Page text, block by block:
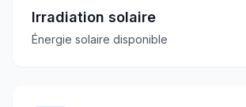
Irradiation solaire
Énergie solaire disponible